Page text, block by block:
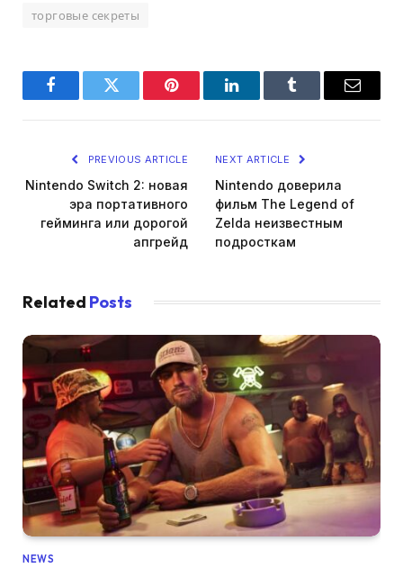
торговые секреты
FacebookTwitter Pinterest LinkedInTumblr Email
PREVIOUS ARTICLE
Nintendo Switch 2: новая
эра портативного
гейминга или дорогой
апгрейд
NEXT ARTICLE
Nintendo доверила
фильм The Legend of
Zelda неизвестным
подросткам
Related Posts
NEWS